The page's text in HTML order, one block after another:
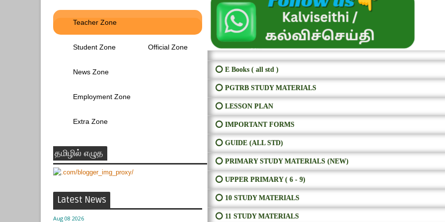
Teacher Zone
Student Zone Official Zone
News Zone
Employment Zone
Extra Zone
தமிழில் எழுத
Latest News
Aug 08 2026
⭕ E Books ( all std )
⭕ PGTRB STUDY MATERIALS
⭕ LESSON PLAN
⭕ IMPORTANT FORMS
⭕ GUIDE (ALL STD)
⭕ PRIMARY STUDY MATERIALS (NEW)
⭕ UPPER PRIMARY ( 6 - 9)
⭕ 10 STUDY MATERIALS
⭕ 11 STUDY MATERIALS